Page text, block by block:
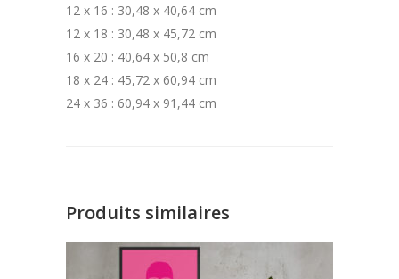
12 x 16 : 30,48 x 40,64 cm
12 x 18 : 30,48 x 45,72 cm
16 x 20 : 40,64 x 50,8 cm
18 x 24 : 45,72 x 60,94 cm
24 x 36 : 60,94 x 91,44 cm
Produits similaires